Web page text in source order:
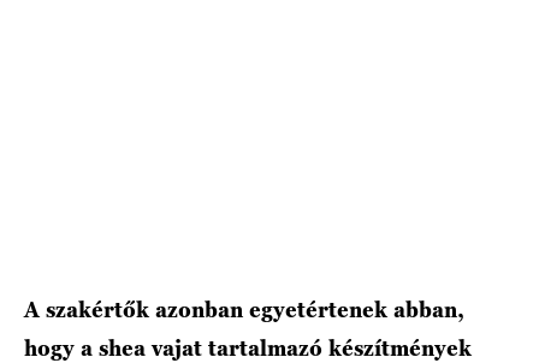
A szakértők azonban egyetértenek abban,
hogy a shea vajat tartalmazó készítmények